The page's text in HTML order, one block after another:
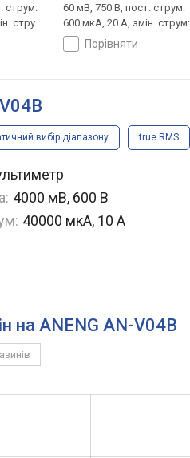
струм:
струм:
NCV
60 мВ, 750 В, пост. струм:
600 мкА, 20 А, змін. струм:
600 мкА, 20 А, опір: 600 Ом,
60 МОм, автоматичний
порівняти
вибір діапазону true RMS
4000 мВ, 600 В
40000 мкА, 10 А
на ANENG AN-V04B